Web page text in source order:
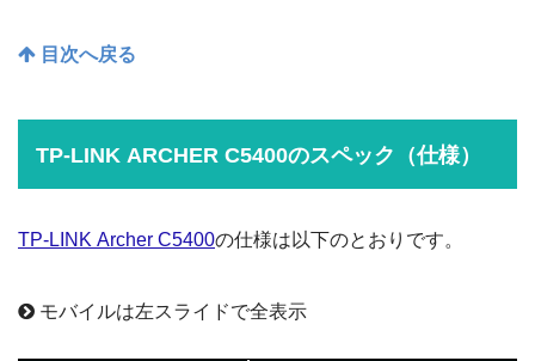
目次へ戻る
TP-LINK ARCHER C5400のスペック（仕様）
TP-LINK Archer C5400の仕様は以下のとおりです。
モバイルは左スライドで全表示